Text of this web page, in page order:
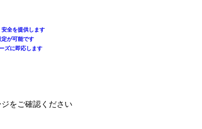
をご確認ください
でアーカイブ
全を提供します
定が可能です
ズに即応します